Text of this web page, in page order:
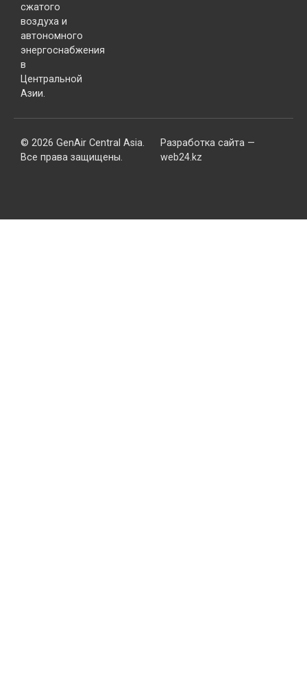
сжатого
воздуха и
автономного
энергоснабжения
в
Центральной
Азии.
© 2026 GenAir Central Asia.
Все права защищены.
Разработка сайта —
web24.kz